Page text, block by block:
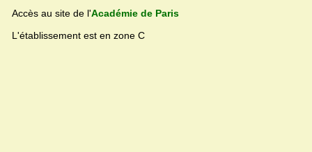
Accès au site de l'Académie de Paris
L'établissement est en zone C